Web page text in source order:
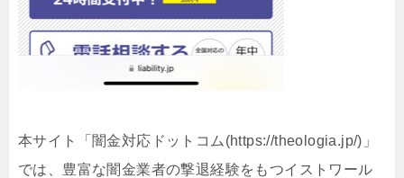
本サイト「闇金対応ドットコム(https://theologia.jp/)」
では、豊富な闇金業者の撃退経験をもつイストワール